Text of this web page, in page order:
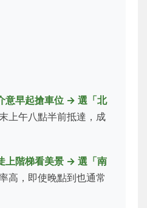
意早起搶車位 → 選「北
上午八點半前抵達，成
上階梯看美景 → 選「南
高，即使晚點到也通常